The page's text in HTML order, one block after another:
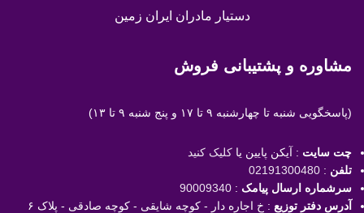
دستیار مادران ایران زمین
مشاوره و پشتیبانی فروش
(پاسخگویی شنبه تا چهارشنبه ۹ تا ۱۷ و پنج شنبه ۹ تا ۱۳)
چت سایت : آیکن پایین یا کلیک کنید
تلفن :
02191300480
سرشماره ارسال پیامک :
90009340
آدرس دفتر توزیع
: خ اجاره دار - کوچه شایقی - کوچه صادقی - پلاک ۶